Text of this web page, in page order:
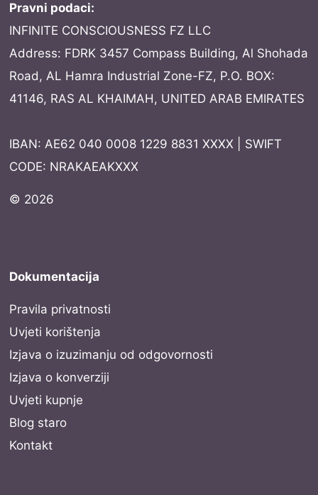
Pravni podaci:
INFINITE CONSCIOUSNESS FZ LLC
Address: FDRK 3457 Compass Building, Al Shohada
Road, AL Hamra Industrial Zone-FZ, P.O. BOX:
41146, RAS AL KHAIMAH, UNITED ARAB EMIRATES
IBAN: AE62 040 0008 1229 8831 XXXX | SWIFT
CODE: NRAKAEAKXXX
© 2026
Dokumentacija
Pravila privatnosti
Uvjeti korištenja
Izjava o izuzimanju od odgovornosti
Izjava o konverziji
Uvjeti kupnje
Blog staro
Kontakt